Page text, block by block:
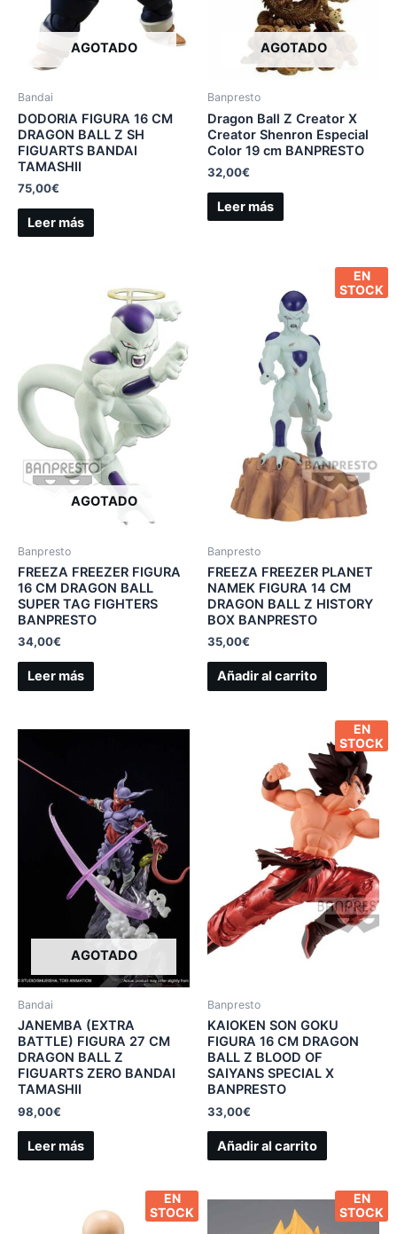
AGOTADO
Bandai
DODORIA FIGURA 16 CM
DRAGON BALL Z SH
FIGUARTS BANDAI
TAMASHII
75,00€
Leer más
AGOTADO
Banpresto
Dragon Ball Z Creator X
Creator Shenron Especial
Color 19 cm BANPRESTO
32,00€
Leer más
AGOTADO
Banpresto
FREEZA FREEZER FIGURA
16 CM DRAGON BALL
SUPER TAG FIGHTERS
BANPRESTO
34,00€
Leer más
EN
STOCK
Banpresto
FREEZA FREEZER PLANET
NAMEK FIGURA 14 CM
DRAGON BALL Z HISTORY
BOX BANPRESTO
35,00€
Añadir al carrito
AGOTADO
Bandai
JANEMBA (EXTRA
BATTLE) FIGURA 27 CM
DRAGON BALL Z
FIGUARTS ZERO BANDAI
TAMASHII
98,00€
Leer más
EN
STOCK
Banpresto
KAIOKEN SON GOKU
FIGURA 16 CM DRAGON
BALL Z BLOOD OF
SAIYANS SPECIAL X
BANPRESTO
33,00€
Añadir al carrito
EN
STOCK
EN
STOCK